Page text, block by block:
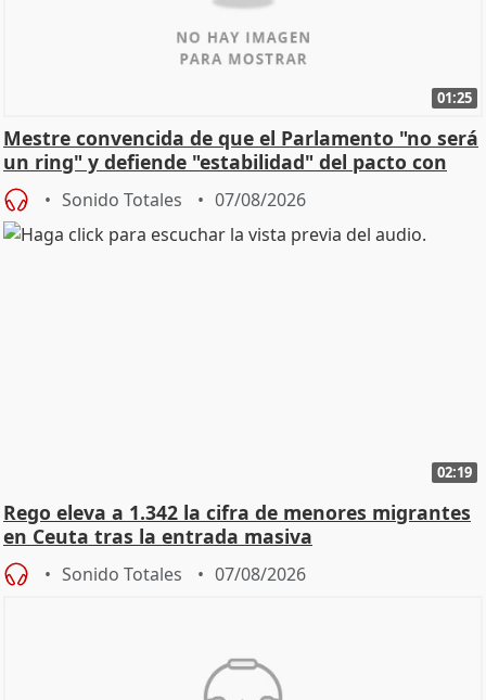
01:25
Mestre convencida de que el Parlamento "no será
un ring" y defiende "estabilidad" del pacto con
Vox
Sonido Totales 07/08/2026
02:19
Rego eleva a 1.342 la cifra de menores migrantes
en Ceuta tras la entrada masiva
Sonido Totales 07/08/2026